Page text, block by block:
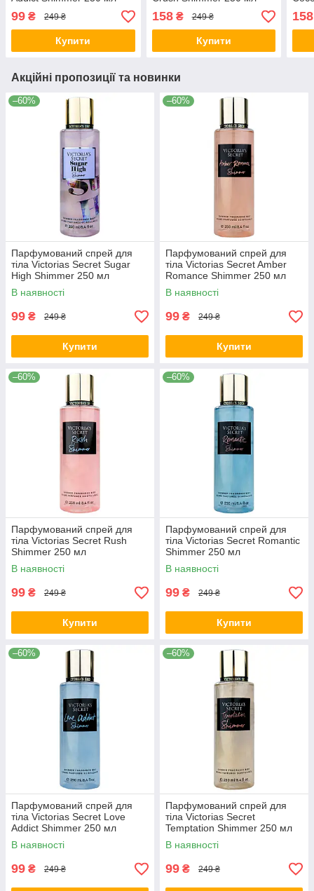
99 ₴ 249 ₴
Купити
158₴ 249 ₴
Купити
158
Акційні пропозиції та новинки
–60%
Парфумований спрей для
тіла Victorias Secret Sugar
High Shimmer 250 мл
В наявності
99 ₴ 249 ₴
Купити
–60%
Парфумований спрей для
тіла Victorias Secret Amber
Romance Shimmer 250 мл
В наявності
99 ₴ 249 ₴
Купити
–60%
Парфумований спрей для
тіла Victorias Secret Rush
Shimmer 250 мл
В наявності
99 ₴ 249 ₴
Купити
–60%
Парфумований спрей для
тіла Victorias Secret Romantic
Shimmer 250 мл
В наявності
99 ₴ 249 ₴
Купити
–60%
Парфумований спрей для
тіла Victorias Secret Love
Addict Shimmer 250 мл
В наявності
99 ₴ 249 ₴
–60%
Парфумований спрей для
тіла Victorias Secret
Temptation Shimmer 250 мл
В наявності
99 ₴ 249 ₴